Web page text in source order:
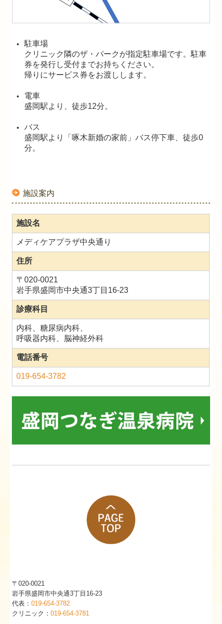
駐車場
クリニック隣のザ・パークが指定駐車場です。駐車
券を発行し受付までお持ちください。
帰りにサービス券をお渡しします。
電車
盛岡駅より、徒歩12分。
バス
盛岡駅より「啄木新婚の家前」バス停下車、徒歩0
分。
施設案内
施設名
メディケアプラザ中央通り
住所
〒020-0021
岩手県盛岡市中央通3丁目16-23
診療科目
内科、糖尿病内科、
呼吸器内科、脳神経外科
電話番号
019-654-3782
〒020-0021
岩手県盛岡市中央通3丁目16-23
代表：019-654-3782
クリニック：019-654-3781